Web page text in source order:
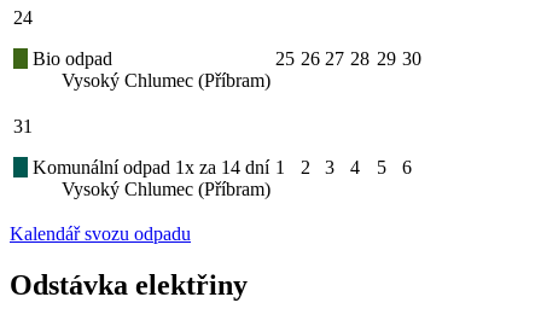
24
Bio odpad
Vysoký Chlumec (Příbram)
25 26 27 28 29 30
31
Komunální odpad 1x za 14 dní
Vysoký Chlumec (Příbram)
1 2 3 4 5 6
Kalendář svozu odpadu
Odstávka elektřiny